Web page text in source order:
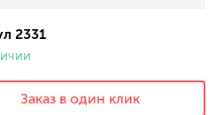
2331
Заказ в один клик